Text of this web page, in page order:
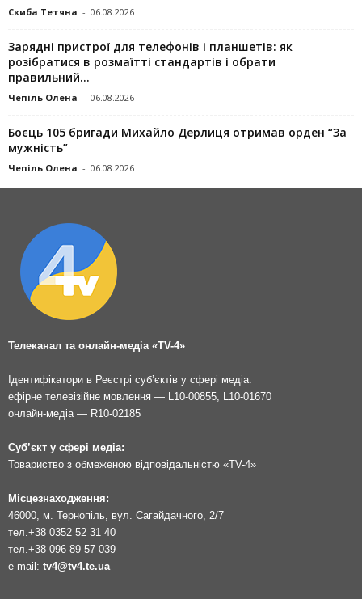
Скиба Тетяна - 06.08.2026
Зарядні пристрої для телефонів і планшетів: як
розібратися в розмаїтті стандартів і обрати
правильний...
Чепіль Олена - 06.08.2026
Боєць 105 бригади Михайло Дерлиця отримав орден “За
мужність”
Чепіль Олена - 06.08.2026
Телеканал та онлайн-медіа «TV-4»
Ідентифікатори в Реєстрі суб’єктів у сфері медіа:
ефірне телевізійне мовлення — L10-00855, L10-01670
онлайн-медіа — R10-02185
Суб’єкт у сфері медіа:
Товариство з обмеженою відповідальністю «TV-4»
Місцезнаходження:
46000, м. Тернопіль, вул. Сагайдачного, 2/7
тел. +38 0352 52 31 40
тел. +38 096 89 57 039
e-mail: tv4@tv4.te.ua